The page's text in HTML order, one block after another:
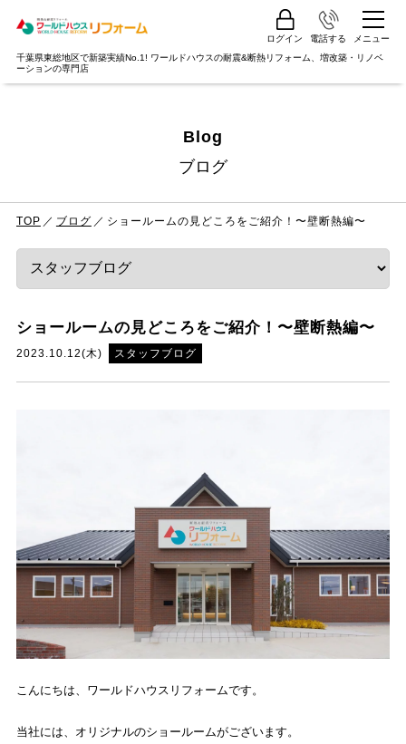
千葉県東総地区で新築実績No.1! ワールドハウスの耐震&断熱リフォーム、増改築・リノベ
ーションの専門店
ログイン 電話する メニュー
Blog
ブログ
TOP ブログ ショールームの見どころをご紹介！〜壁断熱編〜
ショールームの見どころをご紹介！〜壁断熱編〜
2023.10.12(木) スタッフブログ
こんにちは、ワールドハウスリフォームです。
当社には、オリジナルのショールームがございます。